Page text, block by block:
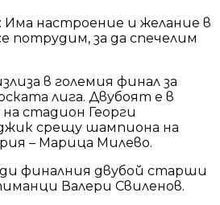
в големия финал за
лига. Двубоят е в
на стадион Георги
срещу шампиона на
– Марица Милево.
финалния двубой старши
Валери Свиленов.